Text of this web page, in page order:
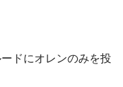
ドにオレンのみを投